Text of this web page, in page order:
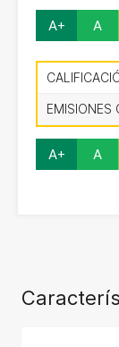
A+ A
EMISIONES
A+ A